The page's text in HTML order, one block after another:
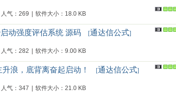
人气：269 软件大小：18.0 KB
动强度评估系统 源码 [通达信公式]
人气：282 软件大小：9.00 KB
浪，底背离奋起启动！ [通达信公式]
人气：347 软件大小：21.0 KB